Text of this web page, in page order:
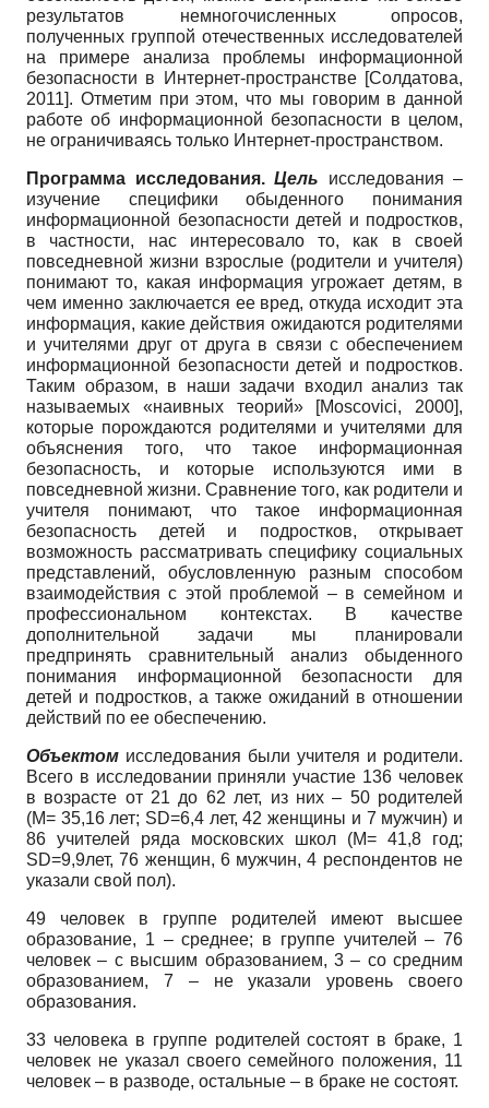
результатов немногочисленных опросов,
полученных группой отечественных исследователей
на примере анализа проблемы информационной
безопасности в Интернет-пространстве [Солдатова,
2011]. Отметим при этом, что мы говорим в данной
работе об информационной безопасности в целом,
не ограничиваясь только Интернет-пространством.
Программа исследования. Цель исследования –
изучение специфики обыденного понимания
информационной безопасности детей и подростков,
в частности, нас интересовало то, как в своей
повседневной жизни взрослые (родители и учителя)
понимают то, какая информация угрожает детям, в
чем именно заключается ее вред, откуда исходит эта
информация, какие действия ожидаются родителями
и учителями друг от друга в связи с обеспечением
информационной безопасности детей и подростков.
Таким образом, в наши задачи входил анализ так
называемых «наивных теорий»
[Moscovici, 2000],
которые порождаются родителями и учителями для
объяснения того, что такое информационная
безопасность, и которые используются ими в
повседневной жизни. Сравнение того, как родители и
учителя понимают, что такое информационная
безопасность детей и подростков, открывает
возможность рассматривать специфику социальных
представлений, обусловленную разным способом
взаимодействия с этой проблемой – в семейном и
профессиональном контекстах. В качестве
дополнительной задачи мы планировали
предпринять сравнительный анализ обыденного
понимания информационной безопасности для
детей и подростков, а также ожиданий в отношении
действий по ее обеспечению.
Объектом исследования были учителя и родители.
Всего в исследовании приняли участие 136 человек
в возрасте от 21 до 62 лет, из них – 50 родителей
(M= 35,16 лет; SD=6,4 лет, 42 женщины и 7 мужчин) и
86 учителей ряда московских школ (M= 41,8 год;
SD=9,9лет, 76 женщин, 6 мужчин, 4 респондентов не
указали свой пол).
49 человек в группе родителей имеют высшее
образование, 1 – среднее; в группе учителей – 76
человек – с высшим образованием, 3 – со средним
образованием, 7 – не указали уровень своего
образования.
33 человека в группе родителей состоят в браке, 1
человек не указал своего семейного положения, 11
человек – в разводе, остальные – в браке не состоят.